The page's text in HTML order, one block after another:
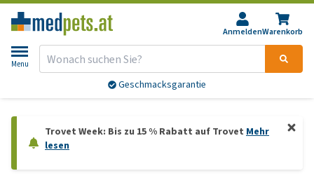
AnmeldenWarenkorb
Menu
Geschmacksgarantie
Trovet Week: Bis zu 15 % Rabatt auf Trovet Mehr
lesen